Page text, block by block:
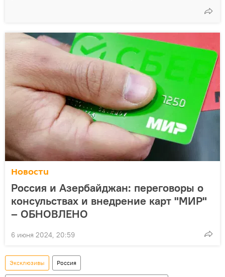
Новости
Россия и Азербайджан: переговоры о
консульствах и внедрение карт "МИР"
– ОБНОВЛЕНО
6 июня 2024, 20:59
Эксклюзивы Россия